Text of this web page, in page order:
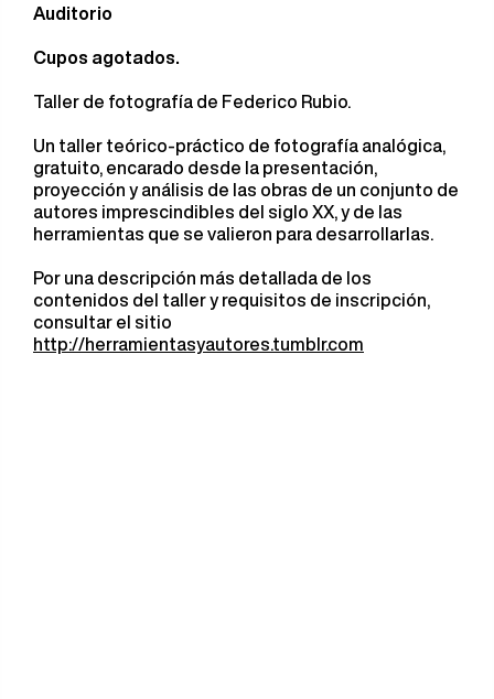
Auditorio
Cupos agotados.
Taller de fotografía de Federico Rubio.
Un taller teórico-práctico de fotografía analógica,
gratuito, encarado desde la presentación,
proyección y análisis de las obras de un conjunto de
autores imprescindibles del siglo XX, y de las
herramientas que se valieron para desarrollarlas.
Por una descripción más detallada de los
contenidos del taller y requisitos de inscripción,
consultar el sitio
http://herramientasyautores.tumblr.com